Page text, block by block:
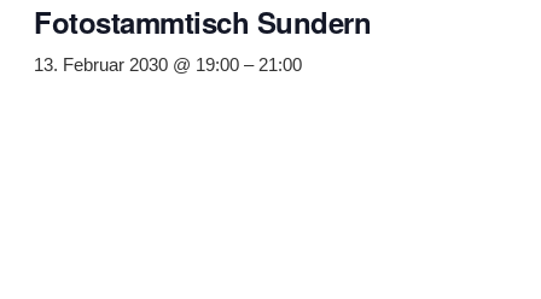
Fotostammtisch Sundern
13. Februar 2030 @ 19:00 – 21:00